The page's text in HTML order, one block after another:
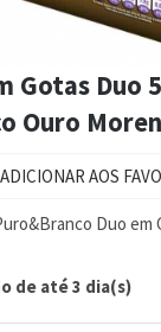
Gotas Duo
Ouro
AOS
Duo em
de até 3 dia(s)